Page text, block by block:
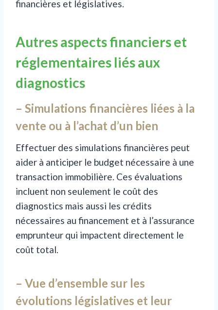
financières et législatives.
Autres aspects financiers et
réglementaires liés aux
diagnostics
– Simulations financières liées à la
vente ou à l’achat d’un bien
Effectuer des simulations financières peut
aider à anticiper le budget nécessaire à une
transaction immobilière. Ces évaluations
incluent non seulement le coût des
diagnostics mais aussi les crédits
nécessaires au financement et à l’assurance
emprunteur qui impactent directement le
coût total.
– Vue d’ensemble sur les
évolutions législatives et leur